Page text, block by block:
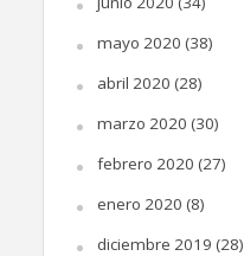
mayo 2020 (38)
abril 2020 (28)
marzo 2020 (30)
febrero 2020 (27)
enero 2020 (8)
diciembre 2019 (28)